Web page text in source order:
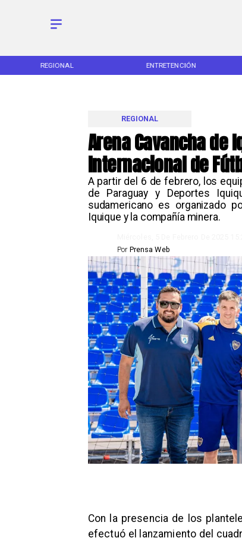
REGIONAL ENTRETENCIÓN
Arena Cavancha de
Internacional de
A partir del 6 de febrero, los
de Paraguay y Deportes
sudamericano es organizado
Iquique y la compañía minera. ​
REGIONAL
Prensa Web
Por
​Con la presencia de los
efectuó el lanzamiento del